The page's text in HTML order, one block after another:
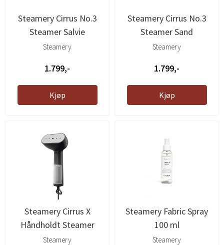
Steamery Cirrus No.3
Steamer Salvie
Steamery
1.799,-
Kjøp
Steamery Cirrus No.3
Steamer Sand
Steamery
1.799,-
Kjøp
Steamery Cirrus X
Håndholdt Steamer
Onyx
Steamery
Steamery Fabric Spray
100 ml
Steamery